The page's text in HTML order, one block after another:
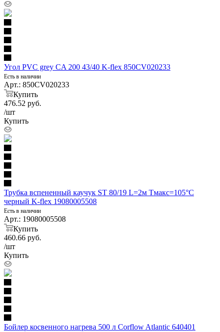
Угол PVC grey CA 200 43/40 K-flex 850CV020233
Есть в наличии
Арт.: 850CV020233
Купить
476.52 руб.
/шт
Купить
Трубка вспененный каучук ST 80/19 L=2м Тмакс=105°C
черный K-flex 19080005508
Есть в наличии
Арт.: 19080005508
Купить
460.66 руб.
/шт
Купить
Бойлер косвенного нагрева 500 л Corflow Atlantic 640401